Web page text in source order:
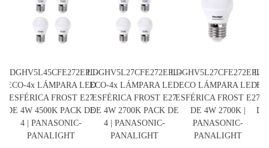
LDGHV5L45CFE272EPL-
ECO-4x LÁMPARA LED
ESFÉRICA FROST E27
DE 4W 4500K PACK DE
4 | PANASONIC-
PANALIGHT
LDGHV5L27CFE272EPL-
ECO-4x LÁMPARA LED
ESFÉRICA FROST E27
DE 4W 2700K PACK DE
4 | PANASONIC-
PANALIGHT
LDGHV5L27CFE272EPL-
ECO LÁMPARA LED
ESFÉRICA FROST E27
DE 4W 2700K |
PANASONIC-
PANALIGHT